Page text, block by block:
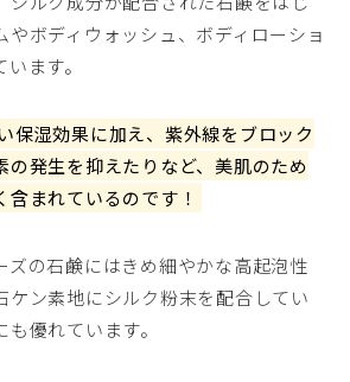
やボディウォッシュ、ボディローショ
ます。
保湿効果に加え、紫外線をブロック
の発生を抑えたりなど、美肌のため
含まれているのです！
ズの石鹸にはきめ細やかな高起泡性
ケン素地にシルク粉末を配合してい
優れています。